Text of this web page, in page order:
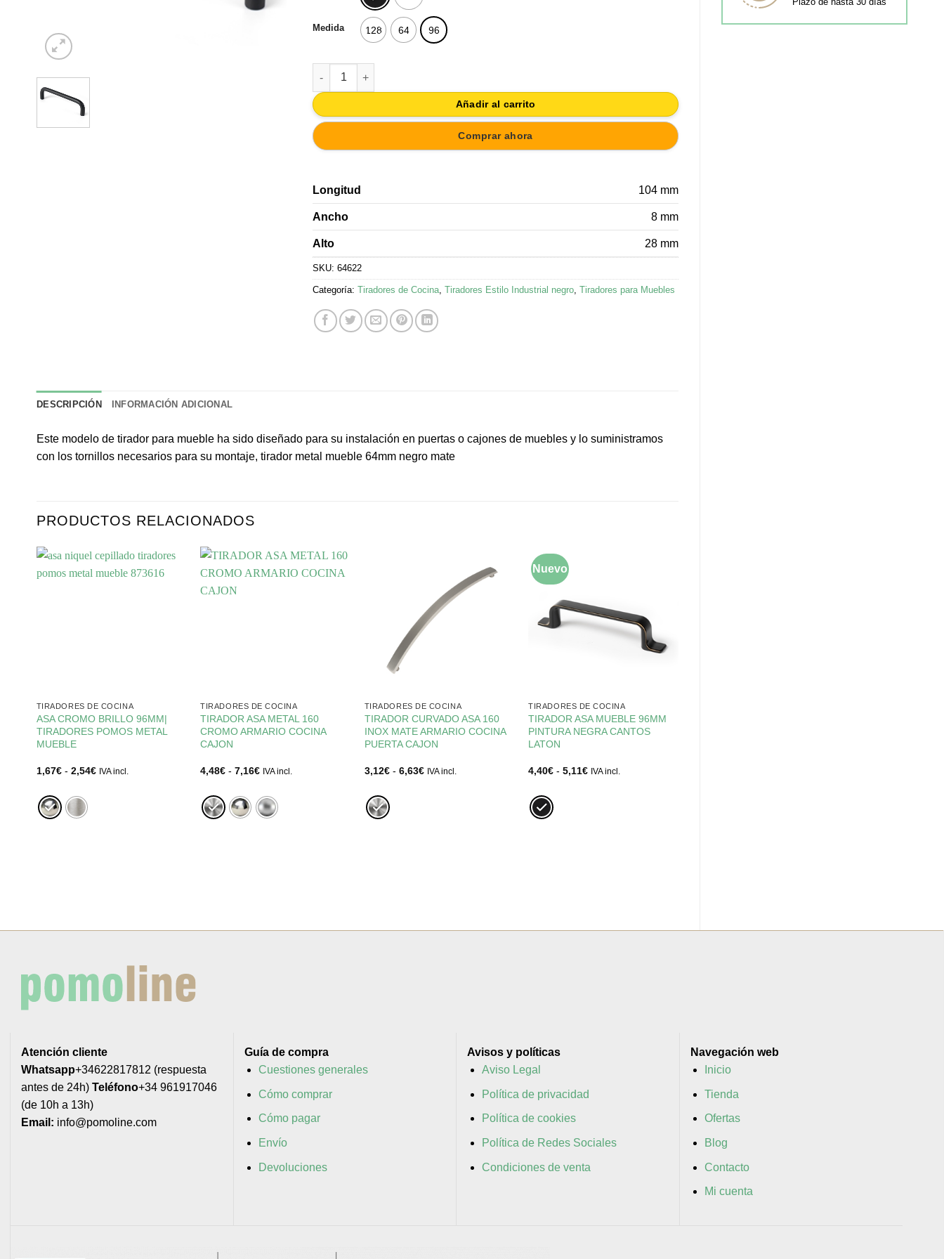
Medida 128 64 96
TIRADOR METAL MUEBLE 64MM NEGRO MATE cantidad
Añadir al carrito
Comprar ahora
Longitud 104 mm
Ancho 8 mm
Alto 28 mm
SKU:64622
Categoría:Tiradores de Cocina ,Tiradores Estilo Industrial negro ,Tiradores para Muebles
DESCRIPCIÓN INFORMACIÓN ADICIONAL
Este modelo de tirador para mueble ha sido diseñado para su instalación en puertas o cajones de muebles y lo suministramos
con los tornillos necesarios para su montaje, tirador metal mueble 64mm negro mate
PRODUCTOS RELACIONADOS
TIRADORES DE COCINA
ASA CROMO BRILLO 96MM|
TIRADORES POMOS METAL
MUEBLE
1,67€ - 2,54€Rango
IVA incl.
TIRADORES DE COCINA
TIRADOR ASA METAL 160
CROMO ARMARIO COCINA
CAJON
4,48€ - 7,16€Rango
desde
4,48€
hasta
IVA incl.
TIRADORES DE COCINA
TIRADOR CURVADO ASA 160
INOX MATE ARMARIO COCINA
PUERTA CAJON
3,12€ - 6,63€Rango
IVA incl.
Nuevo
TIRADORES DE COCINA
TIRADOR ASA MUEBLE 96MM
PINTURA NEGRA CANTOS
LATON
4,40€ - 5,11€Rango
IVA incl.
Atención cliente
Whatsapp+34622817812 (respuesta
antes de 24h) Teléfono+34 961917046
(de 10h a 13h)
Email: info@pomoline.com
Guía de compra
Cuestiones generales
Cómo comprar
Cómo pagar
Envío
Devoluciones
Avisos y políticas
Aviso Legal
Política de privacidad
Política de cookies
Política de Redes Sociales
Condiciones de venta
Navegación web
Inicio
Tienda
Ofertas
Blog
Contacto
Mi cuenta